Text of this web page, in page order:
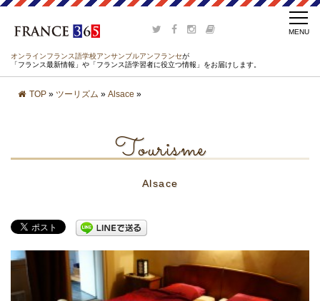
オンラインフランス語学校アンサンブルアンフランセが
「フランス最新情報」や「フランス語学習者に役立つ情報」をお届けします。
TOP » ツーリズム » Alsace »
Tourisme
Alsace